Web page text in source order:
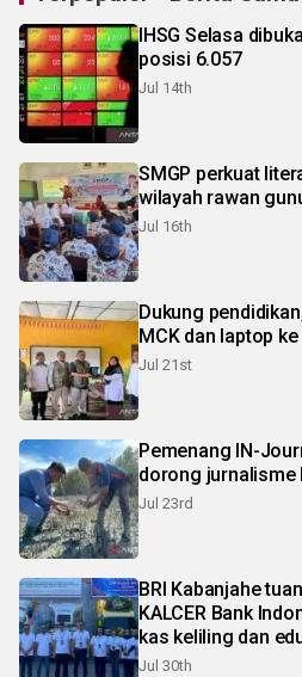
IHSG Selasa
posisi 6.057
Jul 14th
SMGP perkuat
wilayah rawan
Jul 16th
Dukung
MCK dan laptop
Jul 21st
Pemenang IN-
dorong jurnalisme
Jul 23rd
BRI Kabanjahe
KALCER Bank
kas keliling dan
pelosok Karo
Jul 30th